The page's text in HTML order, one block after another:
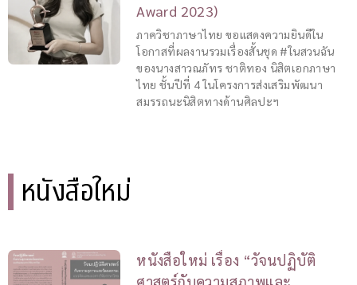
Award 2023)
ภาควิชาภาษาไทย ขอแสดงความยินดีใน
โอกาสที่ผลงานรวมเรื่องสั้นชุด #ในสวนฉัน
ของนางสาวณภัทร ชาติทอง นิสิตเอกภาษา
ไทย ชั้นปีที่ 4 ในโครงการส่งเสริมพัฒนา
สมรรถนะนิสิตทางด้านศิลปะฯ
หนังสือใหม่
หนังสือใหม่ เรื่อง “วัจนปฏิบัติ
ศาสตร์กับความสุภาพและ